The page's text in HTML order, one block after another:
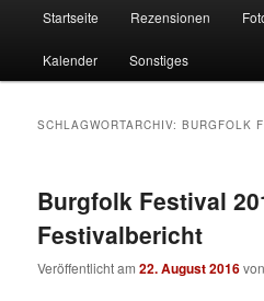
Startseite Rezensionen
Kalender Sonstiges
SCHLAGWORTARCHIV:BURGFOLK
Burgfolk Festival
Festivalbericht
Veröffentlicht am22. August 2016